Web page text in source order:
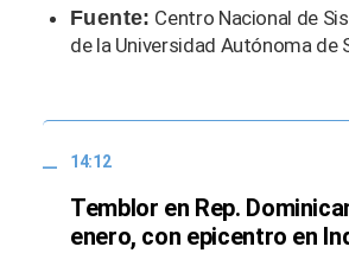
Fuente: Centro Nacional de
de la Universidad Autónoma de
14:12
Temblor en Rep.
enero, con epicentro en